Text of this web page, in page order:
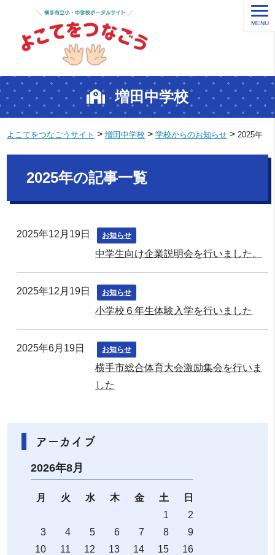
増田中学校
MENU
よこてをつなごうサイト >増田中学校 >学校からのお知らせ > 2025年
2025年の記事一覧
2025年12月19日 お知らせ
中学生向け企業説明会を行いました。
2025年12月19日 お知らせ
小学校６年生体験入学を行いました
2025年6月19日 お知らせ
横手市総合体育大会激励集会を行いま
した
アーカイブ
2026年8月
月 火 水 木 金 土
日
1
2
3
4 5 6 7 8
9
10
11 12 13 14 15
16